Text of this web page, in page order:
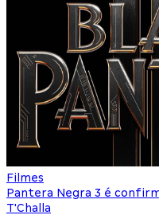
Filmes
Pantera Negra 3 é
T'Challa